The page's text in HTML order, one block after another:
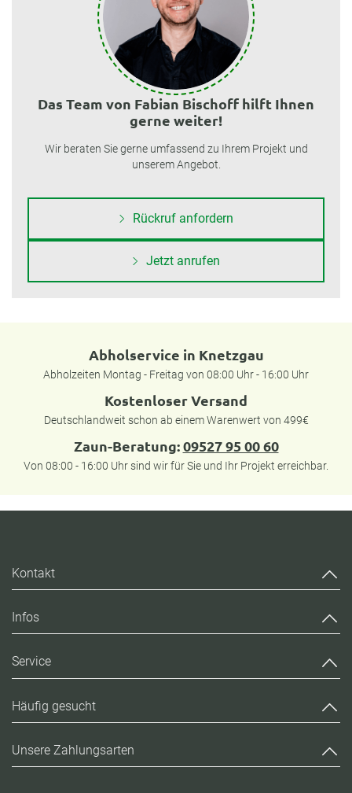
Das Team von Fabian Bischoff hilft Ihnen
gerne weiter!
Wir beraten Sie gerne umfassend zu Ihrem Projekt und
unserem Angebot.
Rückruf anfordern
Jetzt anrufen
Abholservice in Knetzgau
Abholzeiten Montag - Freitag von 08:00 Uhr - 16:00 Uhr
Kostenloser Versand
Deutschlandweit schon ab einem Warenwert von 499€
Zaun-Beratung:09527 95 00 60
Von 08:00 - 16:00 Uhr sind wir für Sie und Ihr Projekt erreichbar.
Kontakt
Infos
Service
Häufig gesucht
Unsere Zahlungsarten